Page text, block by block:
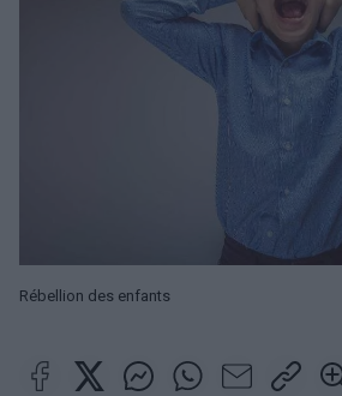
Rébellion des enfants